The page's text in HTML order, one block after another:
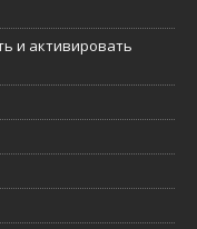
и активировать